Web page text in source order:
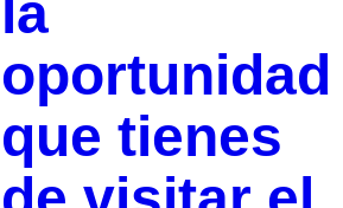
la
oportunidad
que tienes